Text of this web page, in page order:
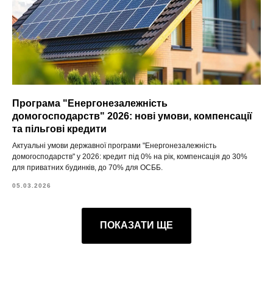
Програма "Енергонезалежність
домогосподарств" 2026: нові умови, компенсації
та пільгові кредити
Актуальні умови державної програми "Енергонезалежність
домогосподарств" у 2026: кредит під 0% на рік, компенсація до 30%
для приватних будинків, до 70% для ОСББ.
05.03.2026
ПОКАЗАТИ ЩЕ